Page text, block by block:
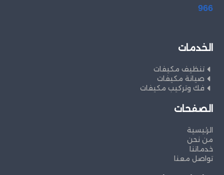
966
الخدمات
تنظيف مكيفات
صيانة مكيفات
فك وتركيب مكيفات
الصفحات
الرئيسية
من نحن
خدماتنا
تواصل معنا